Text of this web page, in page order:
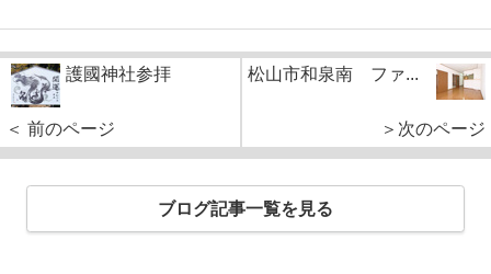
護國神社参拝
＜ 前のページ
松山市和泉南 ファ...
＞次のページ
ブログ記事一覧を見る